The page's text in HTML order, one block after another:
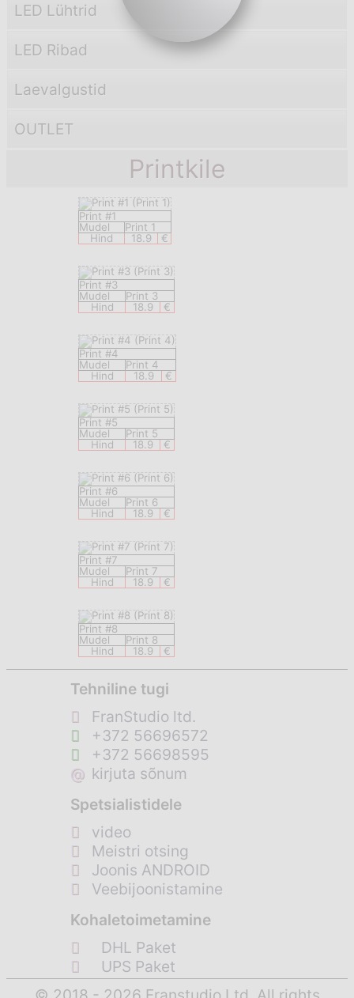
LED Lühtrid
LED Ribad
Laevаlgustid
OUTLET
Printkile
Print #1
Mudel
Print 1
Hind
18.9 €
Print #3
Mudel
Print 3
Hind
18.9 €
Print #4
Mudel
Print 4
Hind
18.9 €
Print #5
Mudel
Print 5
Hind
18.9 €
Print #6
Mudel
Print 6
Hind
18.9 €
Print #7
Mudel
Print 7
Hind
18.9 €
Print #8
Mudel
Print 8
Hind
18.9 €
Tehniline tugi
FranStudio ltd.
+372 56696572
+372 56698595
@ kirjuta sõnum
Spetsialistidele
video
Meistri otsing
Joonis ANDROID
Veebijoonistamine
Kohaletoimetamine
DHL Paket
UPS Paket